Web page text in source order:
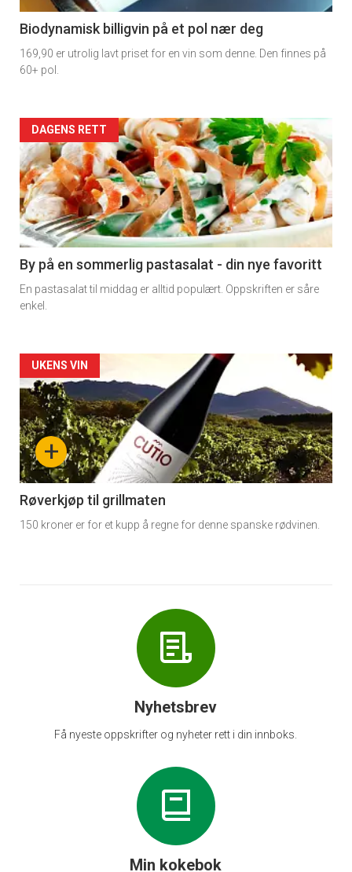
4
Biodynamisk billigvin på et pol nær deg
169,90 er utrolig lavt priset for en vin som denne. Den finnes på
60+ pol.
Forsiden
akkurat
nå
-
5
DAGENS RETT
By på en sommerlig pastasalat - din nye favoritt
En pastasalat til middag er alltid populært. Oppskriften er såre
enkel.
Forsiden
akkurat
nå
-
6
+
UKENS VIN
Røverkjøp til grillmaten
150 kroner er for et kupp å regne for denne spanske rødvinen.
Nyhetsbrev
Få nyeste oppskrifter og nyheter rett i din innboks.
Min kokebok